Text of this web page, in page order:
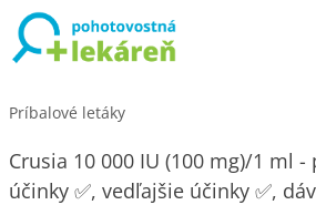
Príbalové letáky
Crusia 10 000 IU (100 mg)/1 ml -
účinky ✅, vedľajšie účinky ✅,